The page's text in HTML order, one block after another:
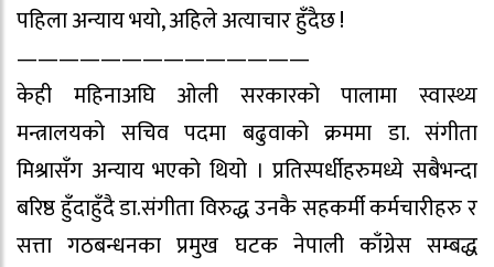
पहिला अन्याय भयो, अहिले अत्याचार हुँदैछ !
——————————————
केही महिनाअघि ओली सरकारको पालामा स्वास्थ्य
मन्त्रालयको सचिव पदमा बढुवाको क्रममा डा. संगीता
मिश्रासँग अन्याय भएको थियो । प्रतिस्पर्धीहरुमध्ये सबैभन्दा
बरिष्ठ हुँदाहुँदै डा.संगीता विरुद्ध उनकै सहकर्मी कर्मचारीहरु र
सत्ता गठबन्धनका प्रमुख घटक नेपाली काँग्रेस सम्बद्ध